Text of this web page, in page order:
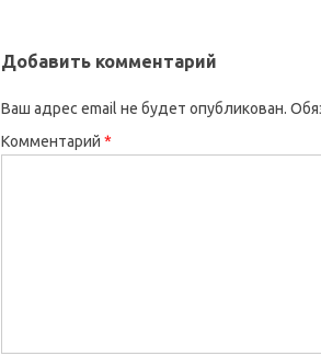
Добавить комментарий
Ваш адрес email не будет опубликован.
Комментарий *